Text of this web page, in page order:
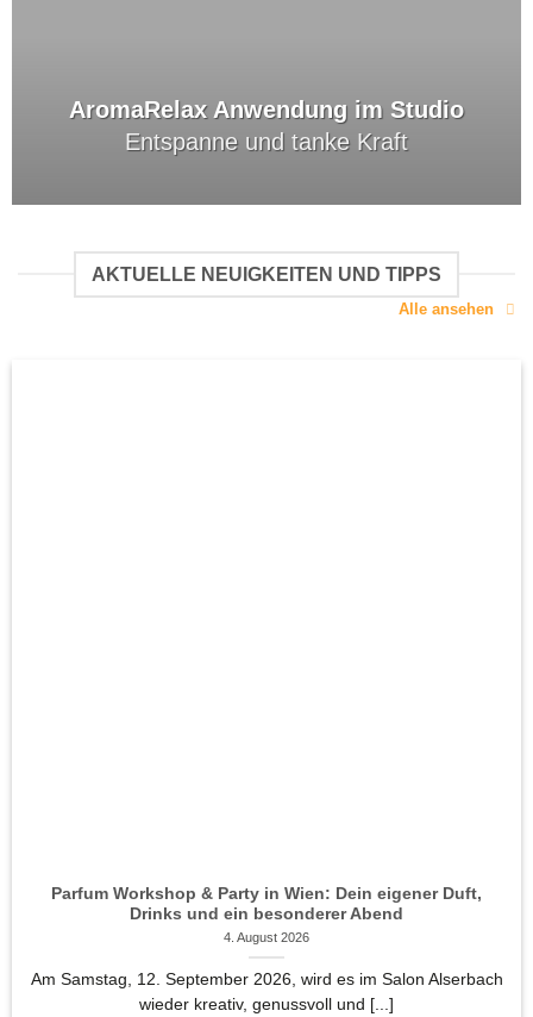
AromaRelax Anwendung im Studio
Entspanne und tanke Kraft
AKTUELLE NEUIGKEITEN UND TIPPS
Alle ansehen
Parfum Workshop & Party in Wien: Dein eigener Duft,
Drinks und ein besonderer Abend
4. August 2026
Am Samstag, 12. September 2026, wird es im Salon Alserbach
wieder kreativ, genussvoll und [...]